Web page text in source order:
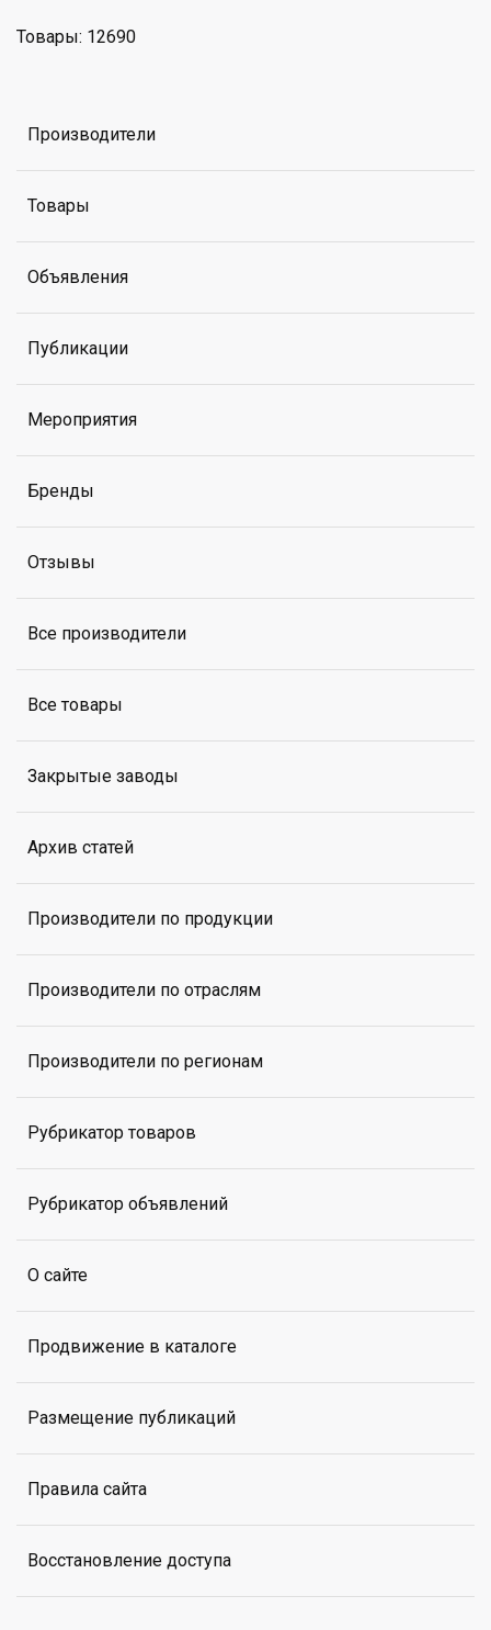
Товары: 12690
Производители
Товары
Объявления
Публикации
Мероприятия
Бренды
Отзывы
Все производители
Все товары
Закрытые заводы
Архив статей
Производители по продукции
Производители по отраслям
Производители по регионам
Рубрикатор товаров
Рубрикатор объявлений
О сайте
Продвижение в каталоге
Размещение публикаций
Правила сайта
Восстановление доступа